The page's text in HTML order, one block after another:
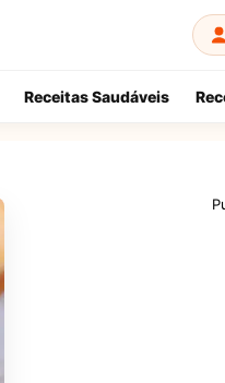
Receitas Saudáveis